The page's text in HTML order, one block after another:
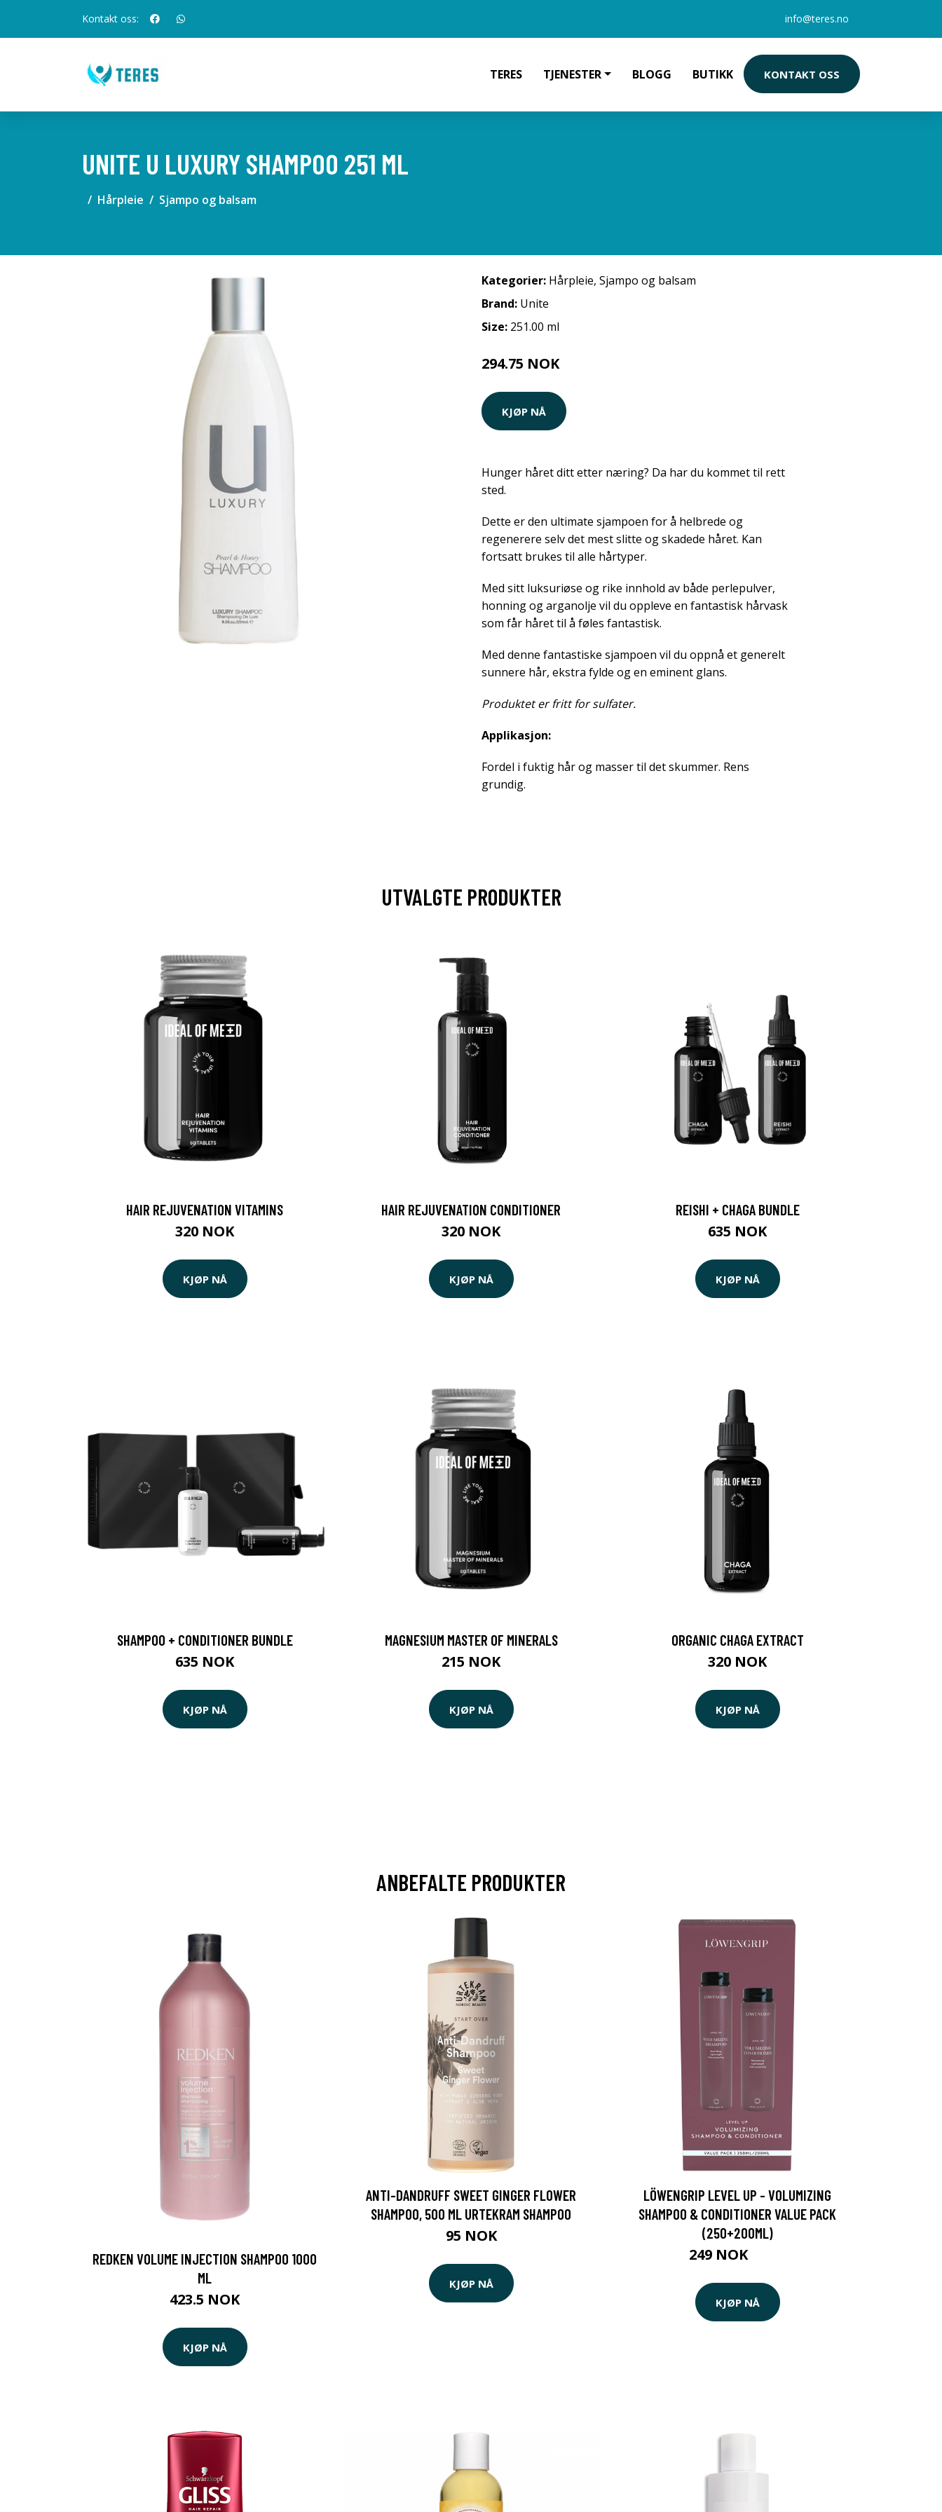
Kontakt oss: info@teres.no
TERES TJENESTER BLOGG BUTIKK KONTAKT OSS
UNITE U LUXURY SHAMPOO 251 ML
Hårpleie Sjampo og balsam
Kategorier: Hårpleie, Sjampo og balsam
Brand: Unite
Size: 251.00 ml
294.75 NOK
KJØP NÅ
Hunger håret ditt etter næring? Da har du kommet til rett
sted.
Dette er den ultimate sjampoen for å helbrede og
regenerere selv det mest slitte og skadede håret. Kan
fortsatt brukes til alle hårtyper.
Med sitt luksuriøse og rike innhold av både perlepulver,
honning og arganolje vil du oppleve en fantastisk hårvask
som får håret til å føles fantastisk.
Med denne fantastiske sjampoen vil du oppnå et generelt
sunnere hår, ekstra fylde og en eminent glans.
Produktet er fritt for sulfater.
Applikasjon:
Fordel i fuktig hår og masser til det skummer. Rens
grundig.
UTVALGTE PRODUKTER
HAIR REJUVENATION VITAMINS
320 NOK
KJØP NÅ
HAIR REJUVENATION CONDITIONER
320 NOK
KJØP NÅ
REISHI + CHAGA BUNDLE
635 NOK
KJØP NÅ
SHAMPOO + CONDITIONER BUNDLE
635 NOK
KJØP NÅ
MAGNESIUM MASTER OF MINERALS
215 NOK
KJØP NÅ
ORGANIC CHAGA EXTRACT
320 NOK
KJØP NÅ
ANBEFALTE PRODUKTER
REDKEN VOLUME INJECTION SHAMPOO 1000
ML
423.5 NOK
KJØP NÅ
ANTI-DANDRUFF SWEET GINGER FLOWER
SHAMPOO, 500 ML URTEKRAM SHAMPOO
95 NOK
KJØP NÅ
LÖWENGRIP LEVEL UP - VOLUMIZING
SHAMPOO & CONDITIONER VALUE PACK
(250+200ML)
249 NOK
KJØP NÅ